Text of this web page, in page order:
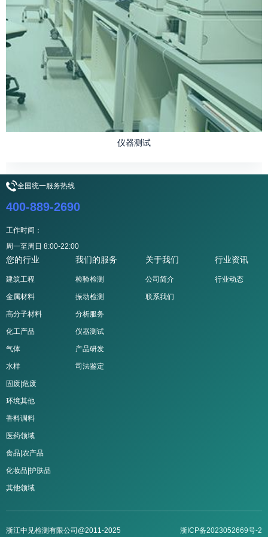
仪器测试
全国统一服务热线
400-889-2690
工作时间：
周一至周日 8:00-22:00
您的行业
建筑工程
金属材料
高分子材料
化工产品
气体
水样
固废|危废
环境其他
香料调料
医药领域
食品|农产品
化妆品|护肤品
其他领域
我们的服务
检验检测
振动检测
分析服务
仪器测试
产品研发
司法鉴定
关于我们
公司简介
联系我们
行业资讯
行业动态
浙江中见检测有限公司@2011-2025 浙ICP备2023052669号-2